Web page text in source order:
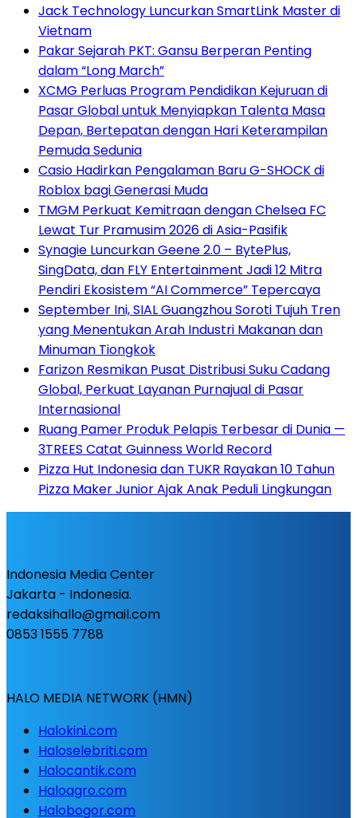
Jack Technology Luncurkan SmartLink Master di
Vietnam
Pakar Sejarah PKT: Gansu Berperan Penting
dalam “Long March”
XCMG Perluas Program Pendidikan Kejuruan di
Pasar Global untuk Menyiapkan Talenta Masa
Depan, Bertepatan dengan Hari Keterampilan
Pemuda Sedunia
Casio Hadirkan Pengalaman Baru G-SHOCK di
Roblox bagi Generasi Muda
TMGM Perkuat Kemitraan dengan Chelsea FC
Lewat Tur Pramusim 2026 di Asia-Pasifik
Synagie Luncurkan Geene 2.0 – BytePlus,
SingData, dan FLY Entertainment Jadi 12 Mitra
Pendiri Ekosistem “AI Commerce” Tepercaya
September Ini, SIAL Guangzhou Soroti Tujuh Tren
yang Menentukan Arah Industri Makanan dan
Minuman Tiongkok
Farizon Resmikan Pusat Distribusi Suku Cadang
Global, Perkuat Layanan Purnajual di Pasar
Internasional
Ruang Pamer Produk Pelapis Terbesar di Dunia —
3TREES Catat Guinness World Record
Pizza Hut Indonesia dan TUKR Rayakan 10 Tahun
Pizza Maker Junior Ajak Anak Peduli Lingkungan
Indonesia Media Center
Jakarta - Indonesia.
redaksihallo@gmail.com
0853 1555 7788
HALO MEDIA NETWORK (HMN)
Halokini.com
Haloselebriti.com
Halocantik.com
Haloagro.com
Halobogor.com